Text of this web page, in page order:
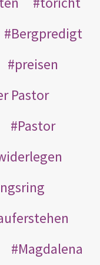
Bergpredigt
preisen
Pastor
Pastor
Magdalena